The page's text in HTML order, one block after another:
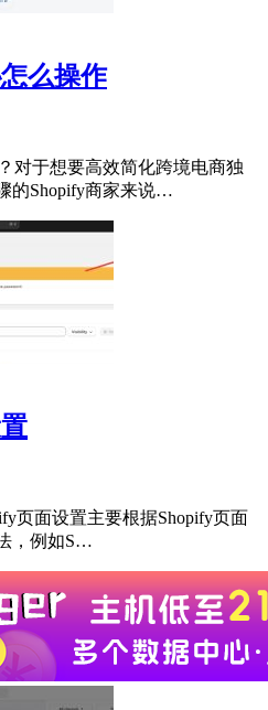
么操作
对于想要高效简化跨境电商独
的Shopify商家来说…
页面设置主要根据Shopify页面
，例如S…